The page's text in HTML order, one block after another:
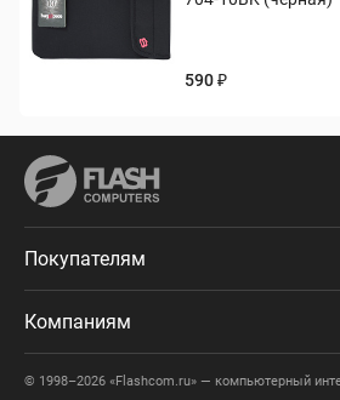
590 ₽
Покупателям
Компаниям
© 1998–2026 «Flashcom.ru» — компьютерный